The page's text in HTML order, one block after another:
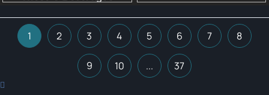
1 2 3 4 5 6 7 8
9 10 ... 37